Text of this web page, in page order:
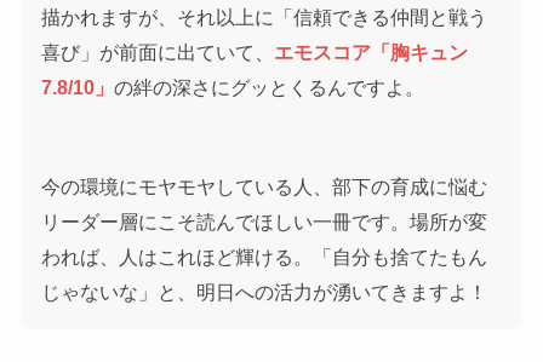
描かれますが、それ以上に「信頼できる仲間と戦う
喜び」が前面に出ていて、 エモスコア「胸キュン
7.8/10」の絆の深さにグッとくるんですよ。
今の環境にモヤモヤしている人、部下の育成に悩む
リーダー層にこそ読んでほしい一冊です。場所が変
われば、人はこれほど輝ける。「自分も捨てたもん
じゃないな」と、明日への活力が湧いてきますよ！